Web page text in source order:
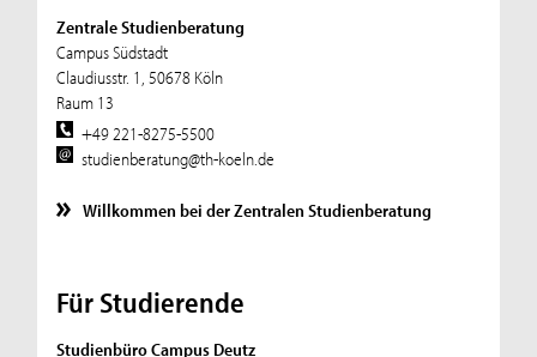
Zentrale Studienberatung
Campus Südstadt
Claudiusstr. 1, 50678 Köln
Raum 13
+49 221-8275-5500
studienberatung@th-koeln.de
Willkommen bei der Zentralen Studienberatung
Für Studierende
Studienbüro Campus Deutz